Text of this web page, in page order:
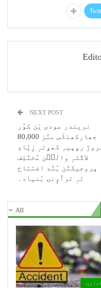
NEXT POST
نریندر مودی یَن کوٚر
جھارکھنڈَس منٛز 80,000
رۄپیہِ کھۄتہٕ زِیٛادٕ
لاگتہٕ والٮ۪ن مُختٔلِف
پروجیکٹَن ہُنٛد افتتاح
تہٕ ترٲوٕنۍ بُنیاد۔
All
اداریہ